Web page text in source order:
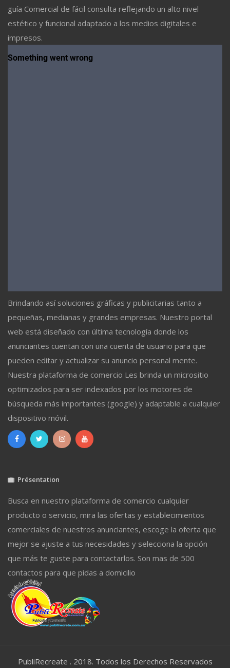
guía Comercial de fácil consulta reflejando un alto nivel
estético y funcional adaptado a los medios digitales e
impresos.
Brindando así soluciones gráficas y publicitarias tanto a
pequeñas, medianas y grandes empresas. Nuestro portal
web está diseñado con última tecnología donde los
anunciantes cuentan con una cuenta de usuario para que
pueden editar y actualizar su anuncio personal mente.
Nuestra plataforma de comercio Les brinda un micrositio
optimizados para ser indexados por los motores de
búsqueda más importantes (google) y adaptable a cualquier
dispositivo móvil.
Présentation
Busca en nuestro plataforma de comercio cualquier
producto o servicio, mira las ofertas y establecimientos
comerciales de nuestros anunciantes, escoge la oferta que
mejor se ajuste a tus necesidades y selecciona la opción
que más te guste para contactarlos. Son mas de 500
contactos para que pidas a domicilio
PubliRecreate . 2018. Todos los Derechos Reservados